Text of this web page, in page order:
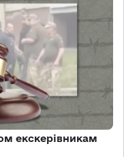
екскерівникам